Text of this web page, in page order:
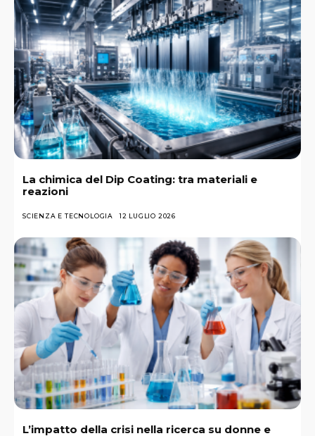
La chimica del Dip Coating: tra materiali e
reazioni
SCIENZA E TECNOLOGIA 12 LUGLIO 2026
L’impatto della crisi nella ricerca su donne e